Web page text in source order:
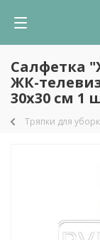
Салфетка
ЖК-
30х30 см 1
Тряпки для